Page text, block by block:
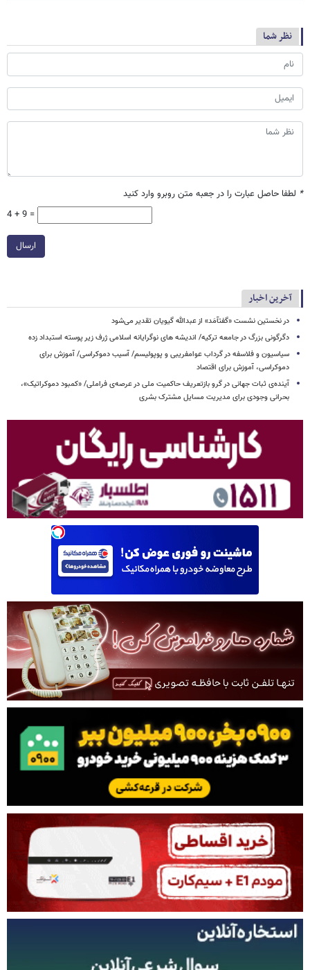
نظر شما
* لطفا حاصل عبارت را در جعبه متن روبرو وارد کنید
4 + 9 =
ارسال
آخرین اخبار
در نخستین نشست «گفتآمَد» از عبدالله گیویان تقدیر می‌شود
دگرگونی بزرگ در جامعه ترکیه/ اندیشه های نوگرایانه اسلامی ژرف زیر پوسته استبداد زده
سیاسیون و فلاسفه در گرداب عوامفریبی و پوپولیسم/ آسیب دموکراسی/ آموزش برای
دموکراسی، آموزش برای اقتصاد
آینده‌ی ثبات جهانی در گرو بازتعریف حاکمیت ملی در عرصه‌ی فراملی/ «کمبود دموکراتیک»،
بحرانی وجودی برای مدیریت مسایل مشترک بشری